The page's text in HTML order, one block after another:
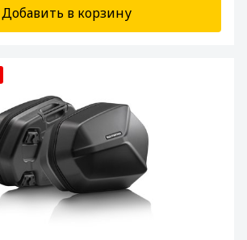
Добавить в корзину